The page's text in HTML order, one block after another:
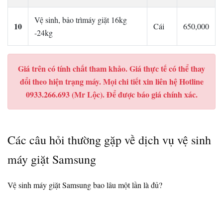
10
Vệ sinh, bảo trìmáy giặt 16kg
-24kg
Cái 650,000
Giá trên có tính chất tham khảo. Giá thực tế có thể thay
đổi theo hiện trạng máy. Mọi chi tiết xin liên hệ Hotline
0933.266.693 (Mr Lộc). Để được báo giá chính xác.
Các câu hỏi thường gặp về dịch vụ vệ sinh
máy giặt Samsung
Vệ sinh máy giặt Samsung bao lâu một lần là đủ?